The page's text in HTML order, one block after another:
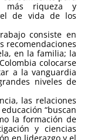
más riqueza y
de vida de los
consiste en
recomendaciones
en la familia; la
colocarse
a la vanguardia
niveles de
las relaciones
“buscan
la formación de
y ciencias